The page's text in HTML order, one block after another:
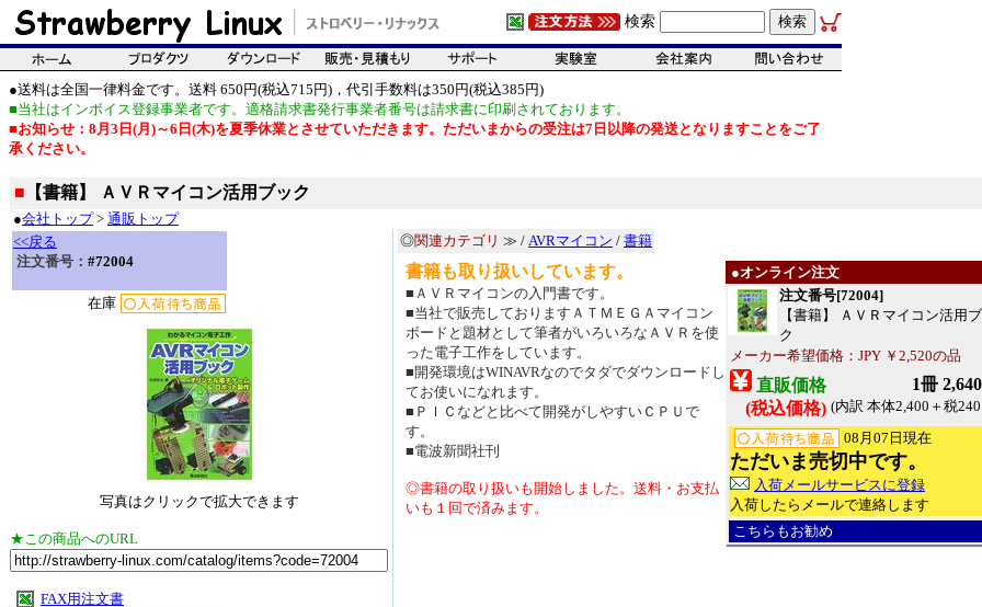
検索
●送料は全国一律料金です。送料 650円(税込715円)，代引手数料は350円(税込385円)
■当社はインボイス登録事業者です。適格請求書発行事業者番号は請求書に印刷されております。
■お知らせ：8月3日(月)～6日(木)を夏季休業とさせていただきます。ただいまからの受注は7日以降の発送となりますことをご了
承ください。
■ 【書籍】 ＡＶＲマイコン活用ブック
●会社トップ> 通販トップ
<<戻る
注文番号： #72004
在庫
写真はクリックで拡大できます
★この商品へのURL
FAX用注文書
◎関連カテゴリ ≫ / AVRマイコン / 書籍
●オンライン注文
注文番号[72004]
【書籍】 ＡＶＲマイコン活用
ク
メーカー希望価格：JPY ￥2,520の品
直販価格
(税込価格)
1冊
(内訳 本体2,400＋税
08月07日現在
ただいま売切中です。
入荷メールサービスに登録
入荷したらメールで連絡します
こちらもお勧め
書籍も取り扱いしています。
■ＡＶＲマイコンの入門書です。
■当社で販売しておりますＡＴＭＥＧＡマイコン
ボードと題材として筆者がいろいろなＡＶＲを使
った電子工作をしています。
■開発環境はWINAVRなのでタダでダウンロードし
てお使いになれます。
■ＰＩＣなどと比べて開発がしやすいＣＰＵで
す。
■電波新聞社刊
◎書籍の取り扱いも開始しました。送料・お支払
いも１回で済みます。